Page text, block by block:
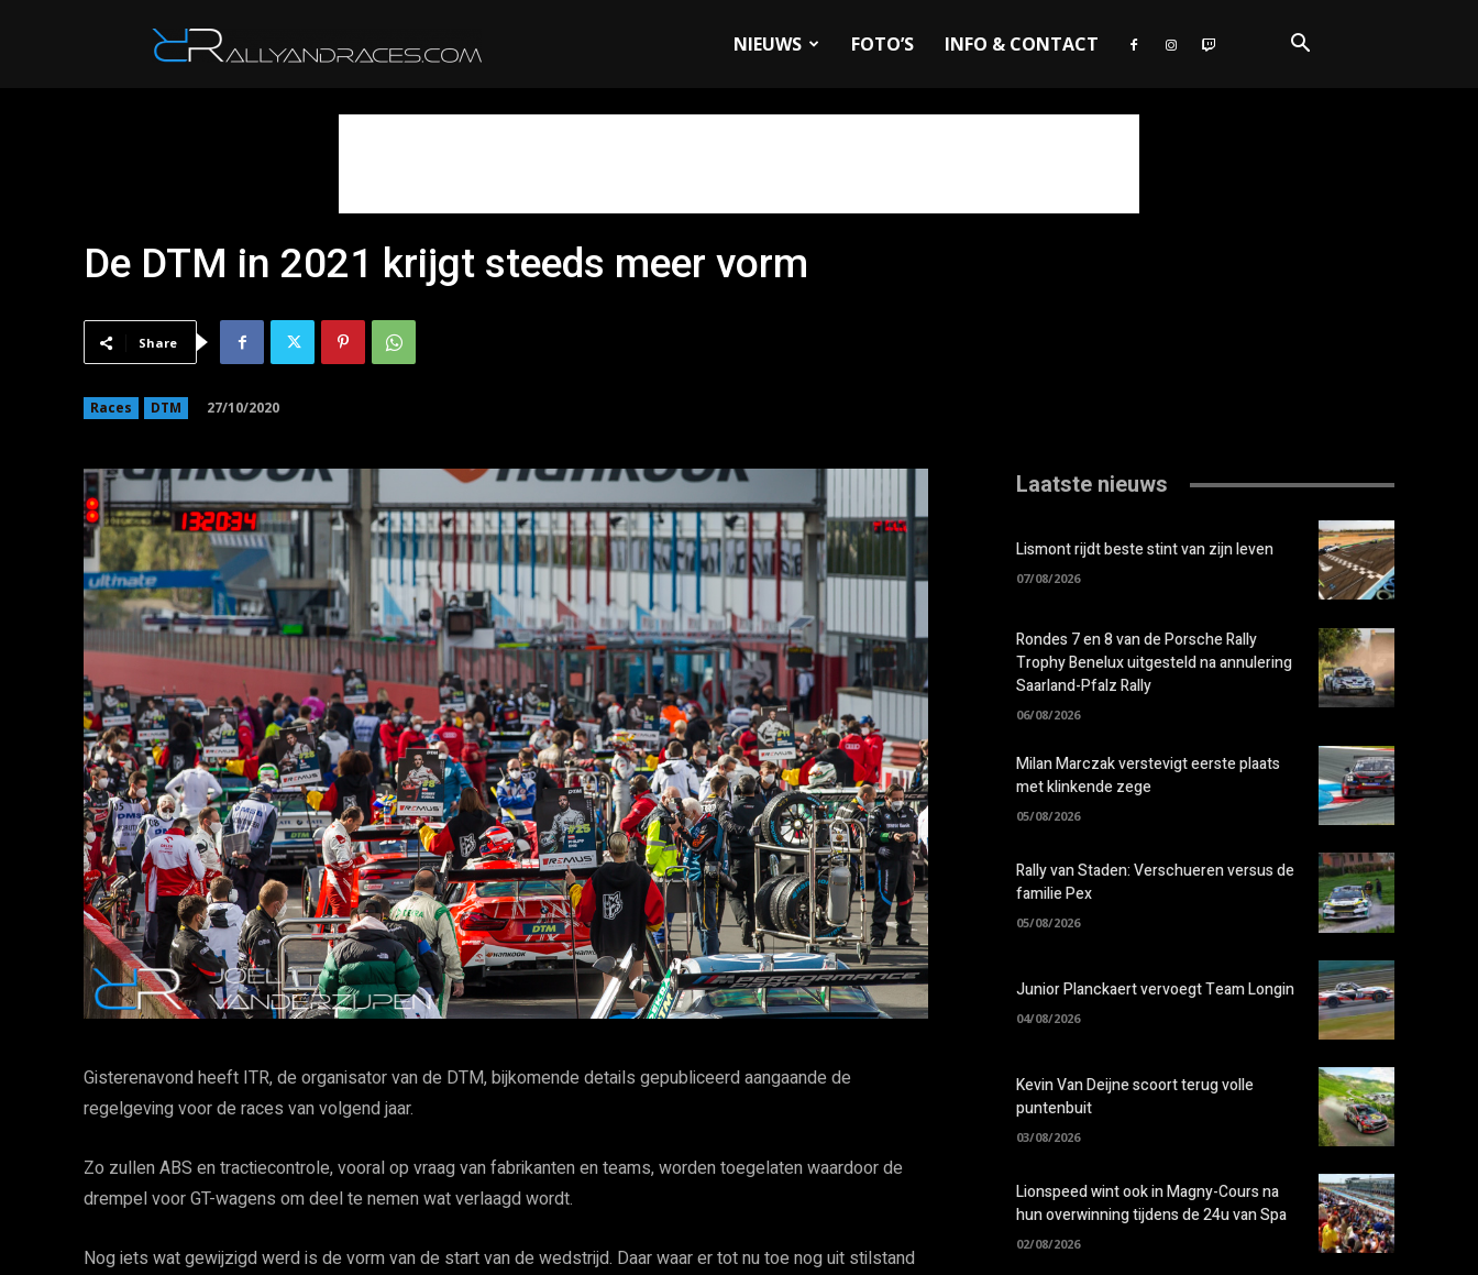
NIEUWS FOTO’S INFO & CONTACT
De DTM in 2021 krijgt steeds meer vorm
Share
Races DTM 27/10/2020
Gisterenavond heeft ITR, de organisator van de DTM, bijkomende details gepubliceerd aangaande de
regelgeving voor de races van volgend jaar.
Zo zullen ABS en tractiecontrole, vooral op vraag van fabrikanten en teams, worden toegelaten waardoor de
drempel voor GT-wagens om deel te nemen wat verlaagd wordt.
Nog iets wat gewijzigd werd is de vorm van de start van de wedstrijd. Daar waar er tot nu toe nog uit stilstand
Laatste nieuws
Lismont rijdt beste stint van zijn leven
07/08/2026
Rondes 7 en 8 van de Porsche Rally
Trophy Benelux uitgesteld na annulering
Saarland-Pfalz Rally
06/08/2026
Milan Marczak verstevigt eerste plaats
met klinkende zege
05/08/2026
Rally van Staden: Verschueren versus de
familie Pex
05/08/2026
Junior Planckaert vervoegt Team Longin
04/08/2026
Kevin Van Deijne scoort terug volle
puntenbuit
03/08/2026
Lionspeed wint ook in Magny-Cours na
hun overwinning tijdens de 24u van Spa
02/08/2026